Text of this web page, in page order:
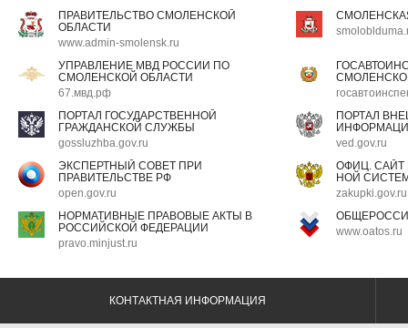
ПРАВИТЕЛЬСТВО СМОЛЕНСКОЙ
ОБЛАСТИ
www.admin-smolensk.ru
УПРАВЛЕНИЕ МВД РОССИИ ПО
СМОЛЕНСКОЙ ОБЛАСТИ
67.мвд.рф
ПОРТАЛ ГОСУДАРСТВЕННОЙ
ГРАЖДАНСКОЙ СЛУЖБЫ
gossluzhba.gov.ru
ПОРТАЛ
ved.gov.ru
ЭКСПЕРТНЫЙ СОВЕТ ПРИ
ПРАВИТЕЛЬСТВЕ РФ
open.gov.ru
ОФИЦ.
НОЙ
zakupki.gov.ru
НОРМАТИВНЫЕ ПРАВОВЫЕ АКТЫ В
РОССИЙСКОЙ ФЕДЕРАЦИИ
pravo.minjust.ru
www.oatos.ru
КОНТАКТНАЯ ИНФОРМАЦИЯ